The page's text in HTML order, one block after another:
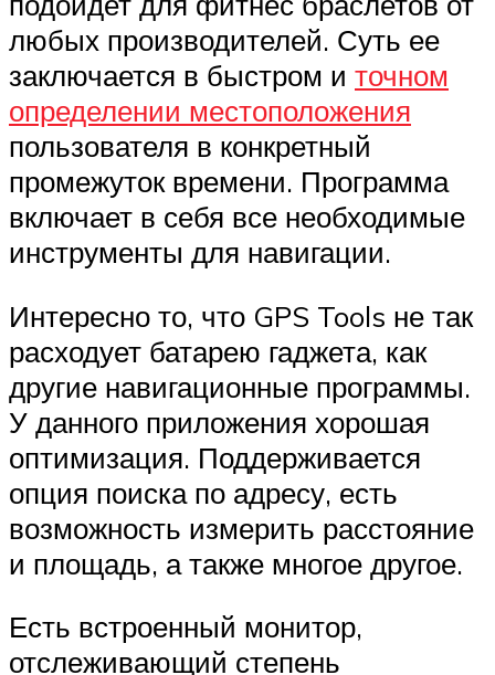
любых производителей. Суть ее
заключается в быстром и точном
определении местоположения
пользователя в конкретный
промежуток времени. Программа
включает в себя все необходимые
инструменты для навигации.
Интересно то, что GPS Tools не так
расходует батарею гаджета, как
другие навигационные программы.
У данного приложения хорошая
оптимизация. Поддерживается
опция поиска по адресу, есть
возможность измерить расстояние
и площадь, а также многое другое.
Есть встроенный монитор,
отслеживающий степень